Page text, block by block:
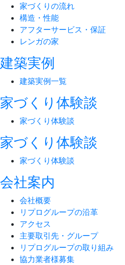
家づくりの流れ
構造・性能
アフターサービス・保証
レンガの家
建築実例
建築実例一覧
家づくり体験談
家づくり体験談
家づくり体験談
家づくり体験談
会社案内
会社概要
リプログループの沿革
アクセス
主要取引先・グループ
リプログループの取り組み
協力業者様募集